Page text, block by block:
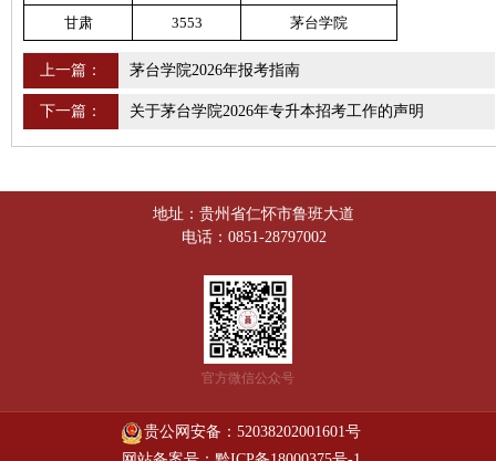
甘肃 3553 茅台学院
上一篇： 茅台学院2026年报考指南
下一篇： 关于茅台学院2026年专升本招考工作的声明
地址：贵州省仁怀市鲁班大道
电话：0851-28797002
官方微信公众号
贵公网安备：52038202001601号